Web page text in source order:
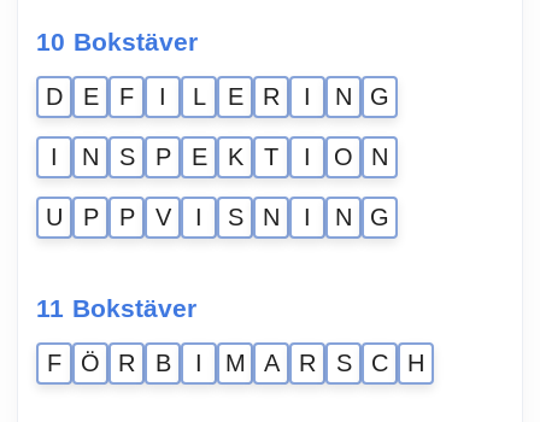
10 Bokstäver
D E F I L E R I N G
I N S P E K T I O N
U P P V I S N I N G
11 Bokstäver
F Ö R B I M A R S C H